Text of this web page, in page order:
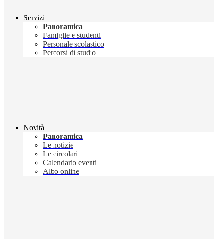
Servizi
Panoramica
Famiglie e studenti
Personale scolastico
Percorsi di studio
Novità
Panoramica
Le notizie
Le circolari
Calendario eventi
Albo online